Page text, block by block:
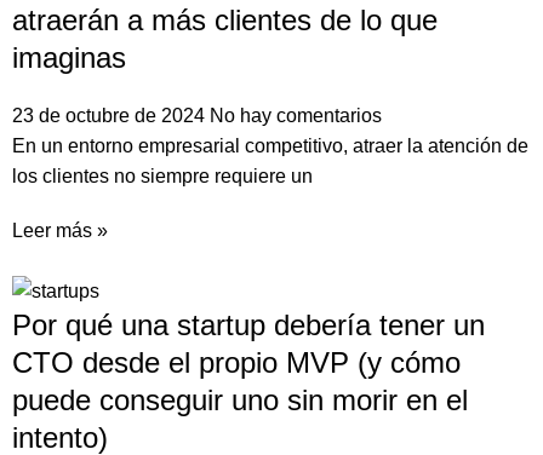
atraerán a más clientes de lo que
imaginas
23 de octubre de 2024 No hay comentarios
En un entorno empresarial competitivo, atraer la atención de
los clientes no siempre requiere un
Leer más »
Por qué una startup debería tener un
CTO desde el propio MVP (y cómo
puede conseguir uno sin morir en el
intento)